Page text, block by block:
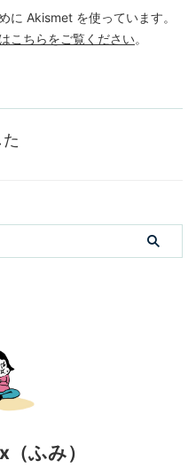
に Akismet を使っています。
こちらをご覧ください。
ふみ）